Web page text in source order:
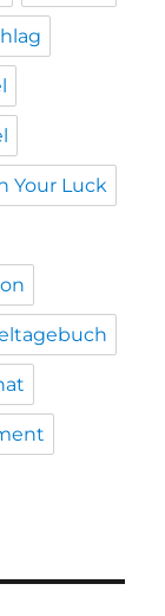
Your Luck